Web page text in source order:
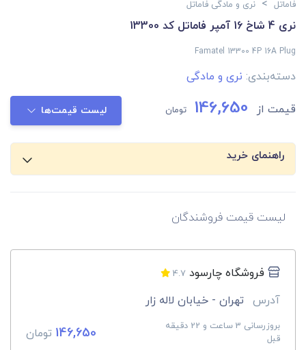
فاماتل > نری و مادگی فاماتل
نری 4 شاخ 16 آمپر فاماتل کد 13300
Famatel 13300 4P 16A Plug
دسته‌بندی: نری و مادگی
قیمت از 146,650 تومان لیست قیمت‌ها
راهنمای خرید
لیست قیمت فروشندگان
فروشگاه چارسود 4.7
آدرس تهران - خیابان لاله زار
بروزرسانی 3 ساعت و 22 دقیقه
قبل
146,650 تومان